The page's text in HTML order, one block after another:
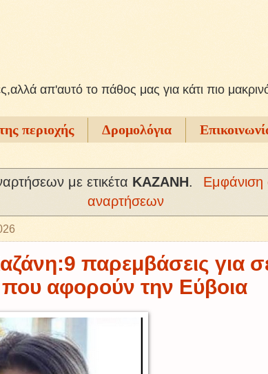
απ'αυτό το πάθος μας για κάτι πιο
περιοχής Δρομολόγια
με ετικέτα ΚΑΖΑΝΗ.
αναρτήσεων
παρεμβάσεις για
αφορούν την Εύβοια